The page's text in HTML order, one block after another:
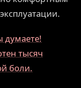
тысяч
боли.